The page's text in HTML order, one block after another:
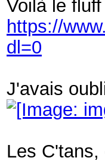
Voilà le
https://
dl=0
J'avais
Les